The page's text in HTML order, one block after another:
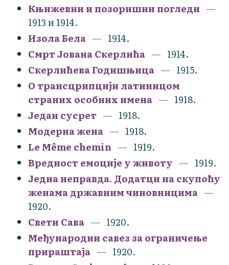
Књижевни и позоришни погледи
1913 и 1914.
Изола Бела
1914.
Смрт Јована Скерлића
1914.
Скерлићева Годишњица
1915.
О трансцрипцији латиницом
страних особних имена
1918.
Један сусрет
1918.
Модерна жена
1918.
Le Même chemin
1919.
Вредност емоције у животу
1919.
Једна неправда. Додатци на скупоћу
женама државним чиновницима
1920.
Свети Сава
1920.
Међународни савез за ограничење
прираштаја
1920.